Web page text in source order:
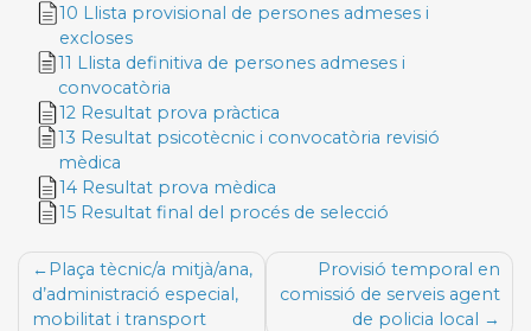
10 Llista provisional de persones admeses i
excloses
11 Llista definitiva de persones admeses i
convocatòria
12 Resultat prova pràctica
13 Resultat psicotècnic i convocatòria revisió
mèdica
14 Resultat prova mèdica
15 Resultat final del procés de selecció
Navegació
d'entrades
Plaça tècnic/a mitjà/ana,
d’administració especial,
mobilitat i transport
Provisió temporal en
comissió de serveis agent
de policia local